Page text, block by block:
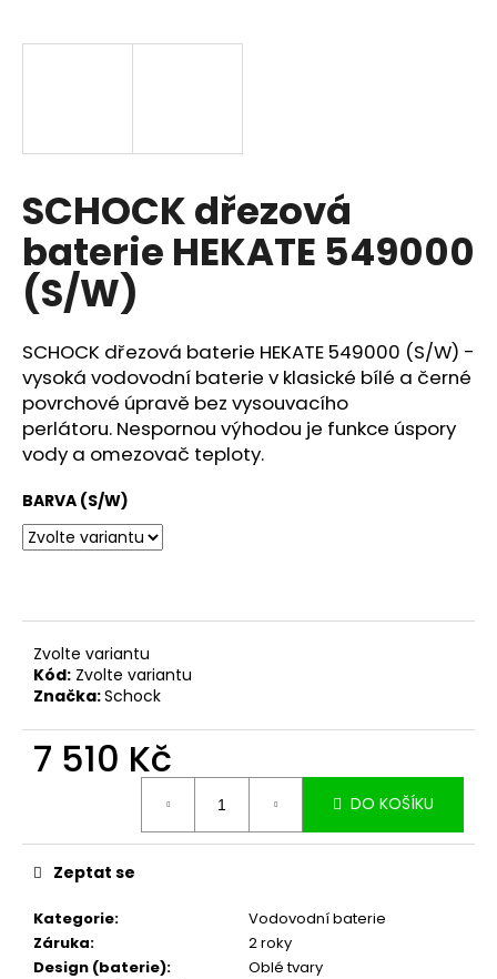
SCHOCK dřezová
baterie HEKATE 549000
(S/W)
SCHOCK dřezová baterie HEKATE 549000 (S/W) -
vysoká vodovodní baterie v klasické bílé a černé
povrchové úpravě bez vysouvacího
perlátoru. Nespornou výhodou je funkce úspory
vody a omezovač teploty.
BARVA (S/W)
Zvolte variantu
Kód: Zvolte variantu
Značka:Schock
7 510 Kč
DO KOŠÍKU
Kategorie:
Vodovodní baterie
Záruka:
2 roky
Design (baterie):
Oblé tvary
Zeptat se
j
?
HLEDAT
D
o
p
o
r
č
u
j
e